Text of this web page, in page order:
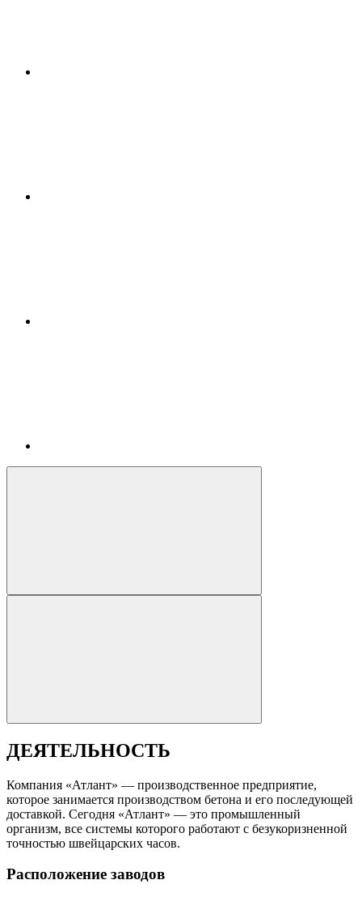
ДЕЯТЕЛЬНОСТЬ
Компания «Атлант» — производственное предприятие,
которое занимается производством бетона и его последующей
доставкой. Сегодня «Атлант» — это промышленный
организм, все системы которого работают с безукоризненной
точностью швейцарских часов.
Расположение заводов